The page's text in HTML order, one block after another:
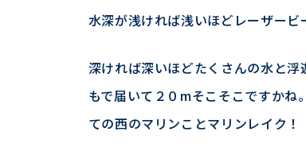
水深が浅ければ浅いほどレーザービ
深ければ深いほどたくさんの水と
もで届いて２０mそこそこですかね
ての西のマリンことマリンレイク！